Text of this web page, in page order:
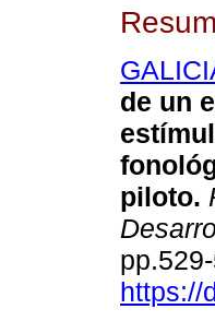
de un
piloto.
https://